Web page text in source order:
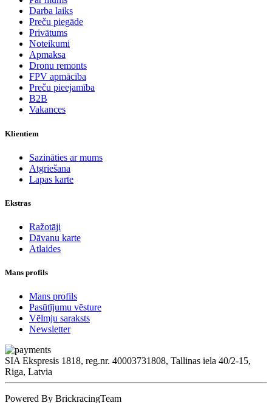
Darba laiks
Preču piegāde
Privātums
Noteikumi
Apmaksa
Dronu remonts
FPV apmācība
Preču pieejamība
B2B
Vakances
Klientiem
Sazināties ar mums
Atgriešana
Lapas karte
Ekstras
Ražotāji
Dāvanu karte
Atlaides
Mans profils
Mans profils
Pasūtījumu vēsture
Vēlmju saraksts
Newsletter
SIA Ekspresis 1818, reg.nr. 40003731808, Tallinas iela 40/2-15,
Riga, Latvia
Powered By BrickracingTeam